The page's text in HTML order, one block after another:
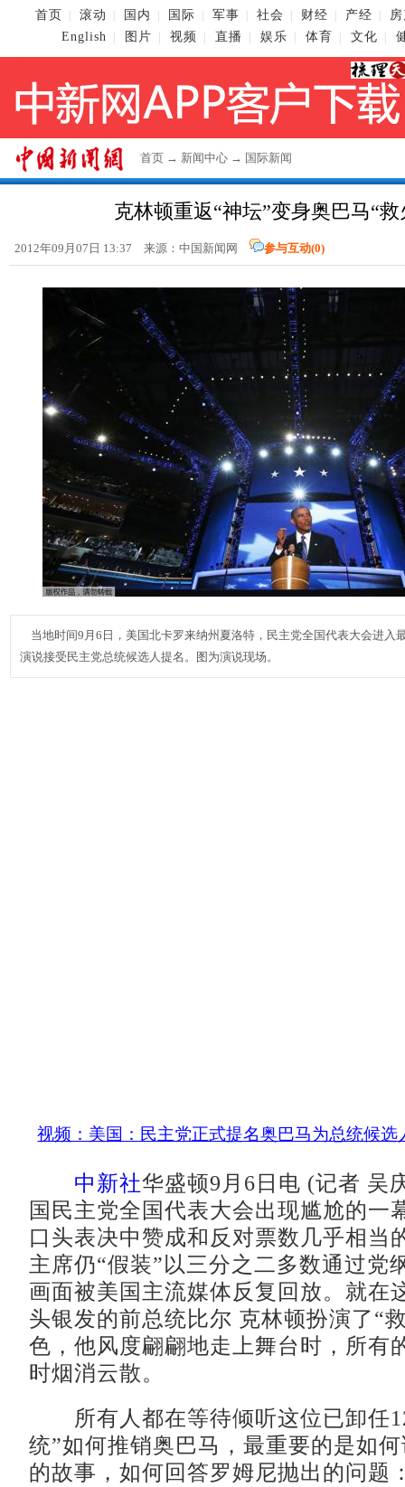
首页 滚动 国内 国际 军事 社会 财经 产经
English
图片 视频 直播 娱乐 体育 文化
首页 → 新闻中心 → 国际新闻
克林顿重返“神坛”变身奥巴马“救
2012年09月07日 13:37 来源： 中国新闻网 参与互动(0)
当地时间9月6日，美国北卡罗来纳州夏洛特，民主党全国代表大会进入
演说接受民主党总统候选人提名。图为演说现场。
视频：美国：民主党正式提名奥巴马为总统候选
中新社华盛顿9月6日电 (记者 吴
国民主党全国代表大会出现尴尬的一
口头表决中赞成和反对票数几乎相当
主席仍“假装”以三分之二多数通过党
画面被美国主流媒体反复回放。就在
头银发的前总统比尔 克林顿扮演了“
色，他风度翩翩地走上舞台时，所有
时烟消云散。
所有人都在等待倾听这位已卸任
统”如何推销奥巴马，最重要的是如
的故事，如何回答罗姆尼抛出的问题